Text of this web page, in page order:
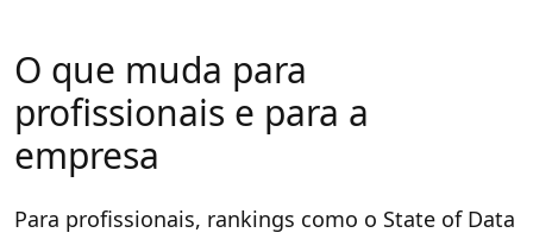
O que muda para
profissionais e para a
empresa
Para profissionais, rankings como o State of Data